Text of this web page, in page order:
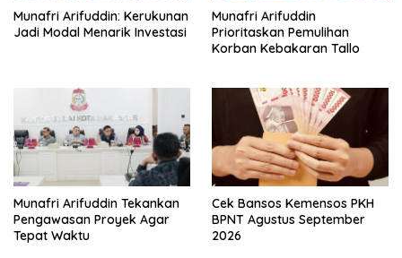
Munafri Arifuddin: Kerukunan
Jadi Modal Menarik Investasi
Munafri Arifuddin
Prioritaskan Pemulihan
Korban Kebakaran Tallo
Munafri Arifuddin Tekankan
Pengawasan Proyek Agar
Tepat Waktu
Cek Bansos Kemensos PKH
BPNT Agustus September
2026